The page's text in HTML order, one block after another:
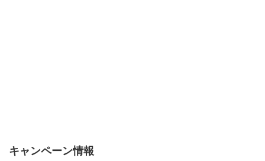
キャンペーン情報